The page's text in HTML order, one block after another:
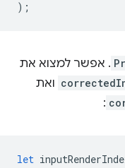
אפשר למצוא את
ואת
:
let